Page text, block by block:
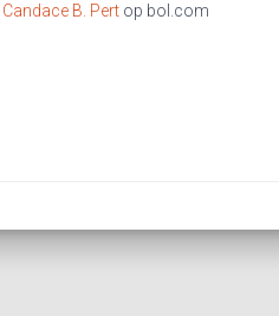
Candace B. Pert op bol.com